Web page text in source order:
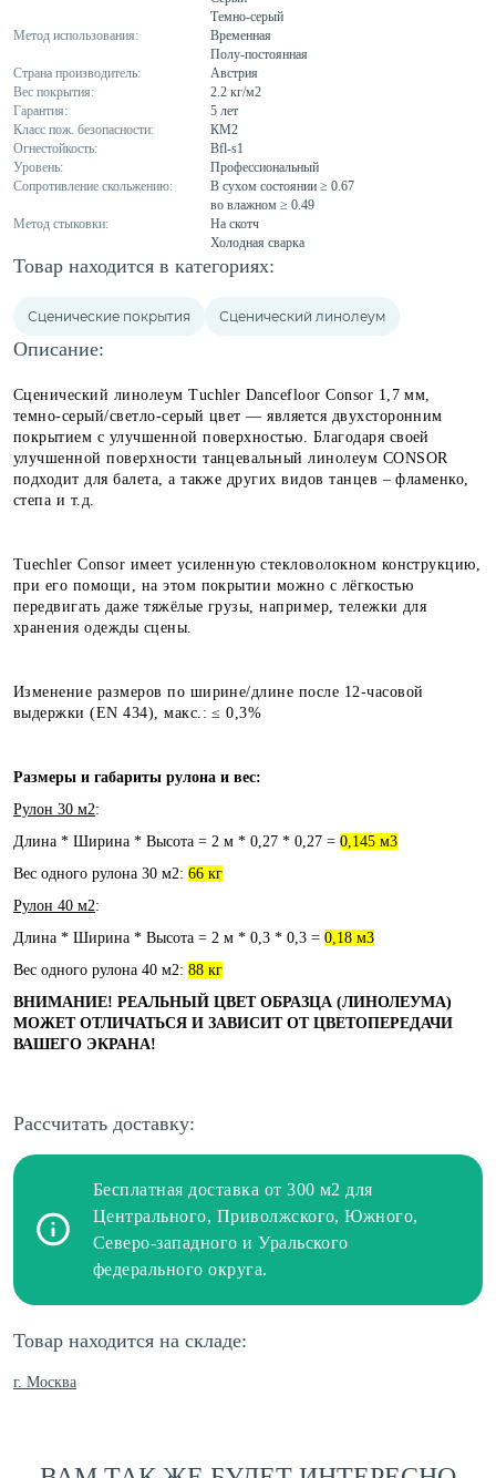
Темно-серый
Метод использования:
Временная
Полу-постоянная
Страна производитель:
Австрия
Вес покрытия:
2.2 кг/м2
Гарантия:
5 лет
Класс пож. безопасности:
КМ2
Огнестойкость:
Bfl-s1
Уровень:
Профессиональный
Сопротивление скольжению:
В сухом состоянии ≥ 0.67
во влажном ≥ 0.49
Метод стыковки:
На скотч
Холодная сварка
Товар находится в категориях:
Сценические покрытия Сценический линолеум
Описание:
Сценический линолеум Tuchler Dancefloor Consor 1,7 мм,
темно-серый/светло-серый цвет — является двухсторонним
покрытием с улучшенной поверхностью. Благодаря своей
улучшенной поверхности танцевальный линолеум CONSOR
подходит для балета, а также других видов танцев – фламенко,
степа и т.д.
Tuechler Consor имеет усиленную стекловолокном конструкцию,
при его помощи, на этом покрытии можно с лёгкостью
передвигать даже тяжёлые грузы, например, тележки для
хранения одежды сцены.
Изменение размеров по ширине/длине после 12-часовой
выдержки (EN 434), макс.: ≤ 0,3%
Размеры и габариты рулона и вес:
Рулон 30 м2:
Длина * Ширина * Высота = 2 м * 0,27 * 0,27 = 0,145 м3
Вес одного рулона 30 м2: 66 кг
Рулон 40 м2:
Длина * Ширина * Высота = 2 м * 0,3 * 0,3 = 0,18 м3
Вес одного рулона 40 м2: 88 кг
ВНИМАНИЕ! РЕАЛЬНЫЙ ЦВЕТ ОБРАЗЦА (ЛИНОЛЕУМА)
МОЖЕТ ОТЛИЧАТЬСЯ И ЗАВИСИТ ОТ ЦВЕТОПЕРЕДАЧИ
ВАШЕГО ЭКРАНА!
Рассчитать доставку:
Бесплатная доставка от 300 м2 для
Центрального, Приволжского, Южного,
Северо-западного и Уральского
федерального округа.
Товар находится на складе:
г. Москва